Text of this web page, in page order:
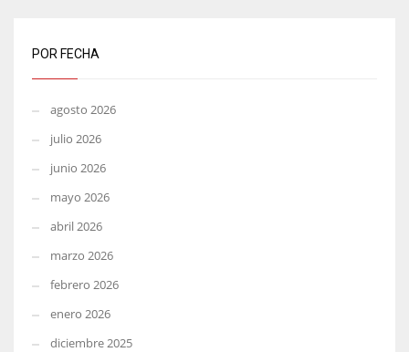
POR FECHA
agosto 2026
julio 2026
junio 2026
mayo 2026
abril 2026
marzo 2026
febrero 2026
enero 2026
diciembre 2025